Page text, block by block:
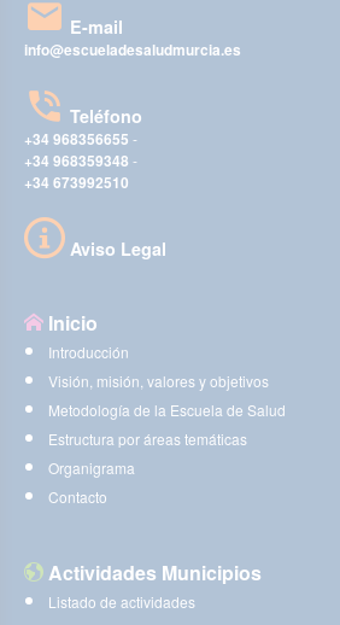
E-mail
info@escueladesaludmurcia.es
Teléfono
+34 968356655 -
+34 968359348 -
+34 673992510
Aviso Legal
Inicio
Introducción
Visión, misión, valores y objetivos
Metodología de la Escuela de Salud
Estructura por áreas temáticas
Organigrama
Contacto
Actividades Municipios
Listado de actividades